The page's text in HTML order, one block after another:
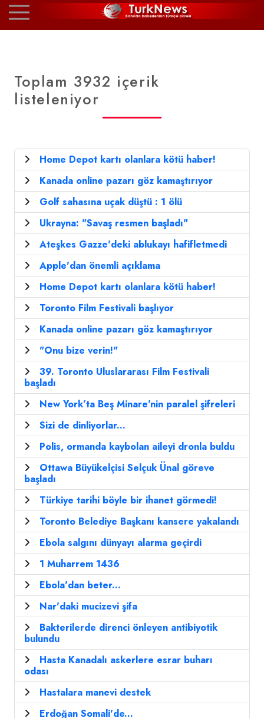
Toplam 3932 içerik
listeleniyor
Home Depot kartı olanlara kötü haber!
Kanada online pazarı göz kamaştırıyor
Golf sahasına uçak düştü : 1 ölü
Ukrayna: "Savaş resmen başladı"
Ateşkes Gazze'deki ablukayı hafifletmedi
Apple'dan önemli açıklama
Home Depot kartı olanlara kötü haber!
Toronto Film Festivali başlıyor
Kanada online pazarı göz kamaştırıyor
"Onu bize verin!"
39. Toronto Uluslararası Film Festivali
başladı
New York’ta Beş Minare'nin paralel şifreleri
Sizi de dinliyorlar...
Polis, ormanda kaybolan aileyi dronla buldu
Ottawa Büyükelçisi Selçuk Ünal göreve
başladı
Türkiye tarihi böyle bir ihanet görmedi!
Toronto Belediye Başkanı kansere yakalandı
Ebola salgını dünyayı alarma geçirdi
1 Muharrem 1436
Ebola'dan beter...
Nar'daki mucizevi şifa
Bakterilerde direnci önleyen antibiyotik
bulundu
Hasta Kanadalı askerlere esrar buharı
odası
Hastalara manevi destek
Erdoğan Somali'de...